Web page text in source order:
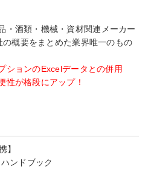
・酒類・機械・資材関連メーカー
の概要をまとめた業界唯一のもの
ションのExcelデータとの併用
性が格段にアップ！
】
ンドブック